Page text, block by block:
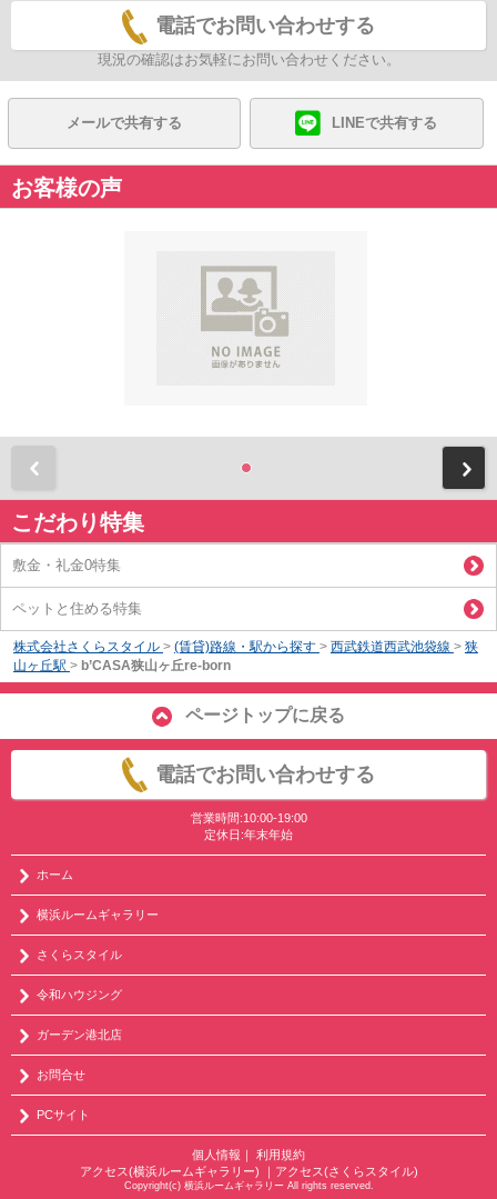
電話でお問い合わせする
現況の確認はお気軽にお問い合わせください。
メールで共有する LINEで共有する
お客様の声
こだわり特集
敷金・礼金0特集
ペットと住める特集
株式会社さくらスタイル > (賃貸)路線・駅から探す > 西武鉄道西武池袋線 > 狭
山ヶ丘駅 > b’CASA狭山ヶ丘re-born
ページトップに戻る
電話でお問い合わせする
営業時間:10:00-19:00
定休日:年末年始
ホーム
横浜ルームギャラリー
さくらスタイル
令和ハウジング
ガーデン港北店
お問合せ
PCサイト
個人情報
利用規約
アクセス(横浜ルームギャラリー)
アクセス(さくらスタイル)
Copyright(c) 横浜ルームギャラリー All rights reserved.